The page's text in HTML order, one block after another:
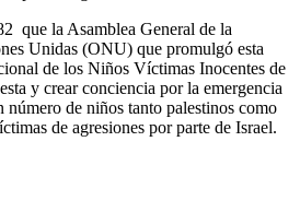
que la Asamblea General de la
Unidas (ONU) que promulgó esta
de los Niños Víctimas Inocentes de
y crear conciencia por la emergencia
número de niños tanto palestinos como
de agresiones por parte de Israel.